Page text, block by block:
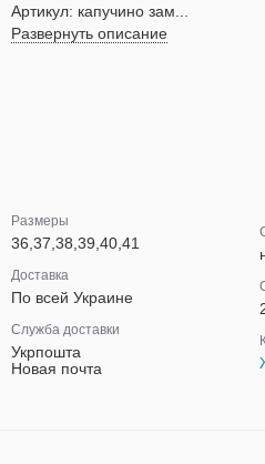
Артикул: капучино зам...
Развернуть описание
Размеры
36,37,38,39,40,41
Доставка
По всей Украине
Служба доставки
Укрпошта
Новая почта